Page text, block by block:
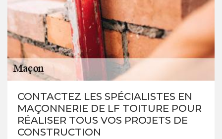
CONTACTEZ LES SPÉCIALISTES EN
MAÇONNERIE DE LF TOITURE POUR
RÉALISER TOUS VOS PROJETS DE
CONSTRUCTION